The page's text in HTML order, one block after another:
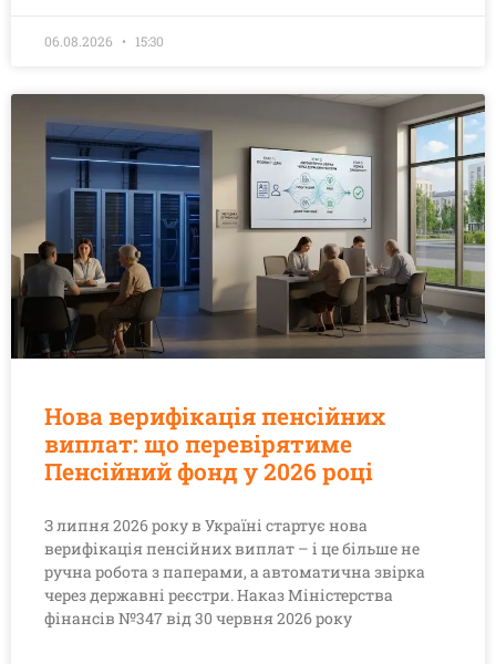
06.08.2026 15:30
Нова верифікація пенсійних
виплат: що перевірятиме
Пенсійний фонд у 2026 році
З липня 2026 року в Україні стартує нова
верифікація пенсійних виплат – і це більше не
ручна робота з паперами, а автоматична звірка
через державні реєстри. Наказ Міністерства
фінансів №347 від 30 червня 2026 року